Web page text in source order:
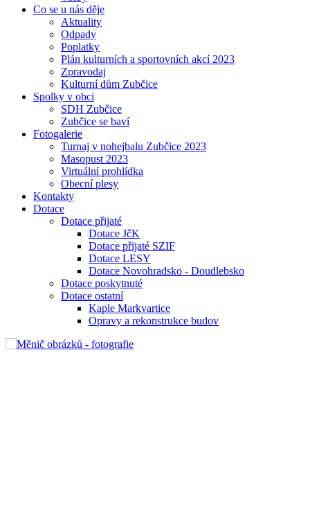
Co se u nás děje
Aktuality
Odpady
Poplatky
Plán kulturních a sportovních akcí 2023
Zpravodaj
Kulturní dům Zubčice
Spolky v obci
SDH Zubčice
Zubčice se baví
Fotogalerie
Turnaj v nohejbalu Zubčice 2023
Masopust 2023
Virtuální prohlídka
Obecní plesy
Kontakty
Dotace
Dotace přijaté
Dotace JčK
Dotace přijaté SZIF
Dotace LESY
Dotace Novohradsko - Doudlebsko
Dotace poskytnuté
Dotace ostatní
Kaple Markvartice
Opravy a rekonstrukce budov